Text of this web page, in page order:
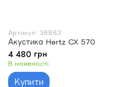
Артикул: 38883
Акустика Hertz CX 570
4 480 грн
В наявності
Купити